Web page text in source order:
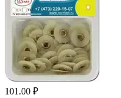
101.00 ₽